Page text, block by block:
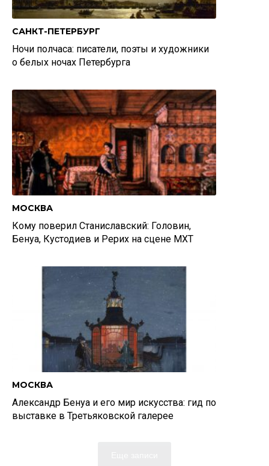
САНКТ-ПЕТЕРБУРГ
Ночи полчаса: писатели, поэты и художники
о белых ночах Петербурга
МОСКВА
Кому поверил Станиславский: Головин,
Бенуа, Кустодиев и Рерих на сцене МХТ
МОСКВА
Александр Бенуа и его мир искусства: гид по
выставке в Третьяковской галерее